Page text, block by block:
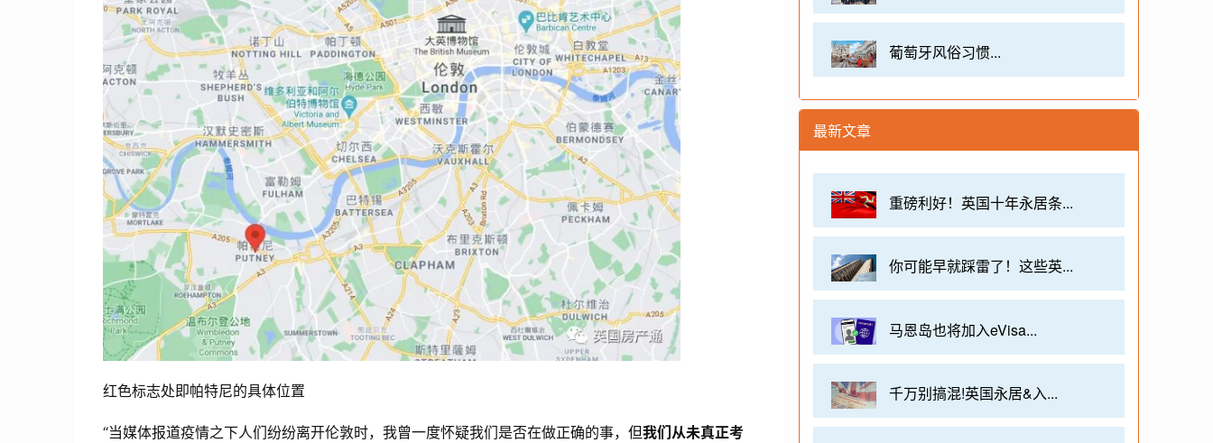
红色标志处即帕特尼的具体位置
“当媒体报道疫情之下人们纷纷离开伦敦时，我曾一度怀疑我们是否在做正确的事，但我们从未真正考
葡萄牙风俗习惯...
最新文章
重磅利好！英国十年永居条...
你可能早就踩雷了！这些英...
马恩岛也将加入eVisa...
千万别搞混!英国永居&入...